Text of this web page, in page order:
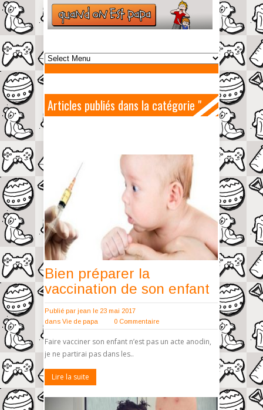
Articles publiés dans la catégorie "
Bébé "
Bien préparer la
vaccination de son enfant
Publié par jean le 23 mai 2017
dans Vie de papa 0 Commentaire
Faire vacciner son enfant n’est pas un acte anodin,
je ne partirai pas dans les..
Lire la suite